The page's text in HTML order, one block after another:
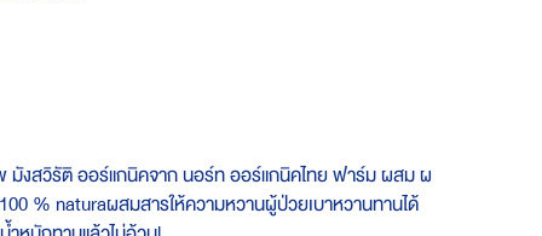
มังสวิรัติ ออร์แกนิค​จาก​ ​นอร์ท​ ออร์แกนิค​ไทย​ ฟาร์ม ผสม ผ​
% naturaผสมสารให้ความหวานผู้ป่วยเบาหวานทานได้